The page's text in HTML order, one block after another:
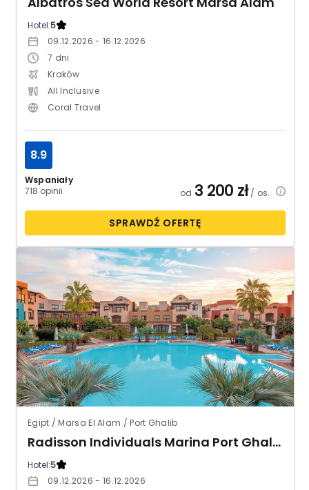
Hotel:5
09.12.2026 - 16.12.2026
7 dni
Kraków
All Inclusive
Coral Travel
Wspaniały
718 opinii
8.9
od 3 200 zł/ os.
SPRAWDŹ OFERTĘ
Egipt / Marsa El Alam / Port Ghalib
Radisson Individuals Marina Port Ghalib (ex. Sunrise Marina Resort)
Hotel:5
09.12.2026 - 16.12.2026